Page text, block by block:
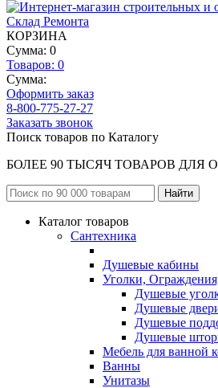
КОРЗИНА
Сумма: 0
Товаров: 0
Сумма:
Оформить заказ
8-800-775-27-27
Заказать звонок
Поиск товаров по Каталогу
БОЛЕЕ 90 ТЫСЯЧ ТОВАРОВ ДЛЯ
Каталог товаров
Сантехника
Душевые кабины
Уголки,
Душевые
Душевые
Душевые
Душевые
Мебель для ванной
Ванны
Унитазы